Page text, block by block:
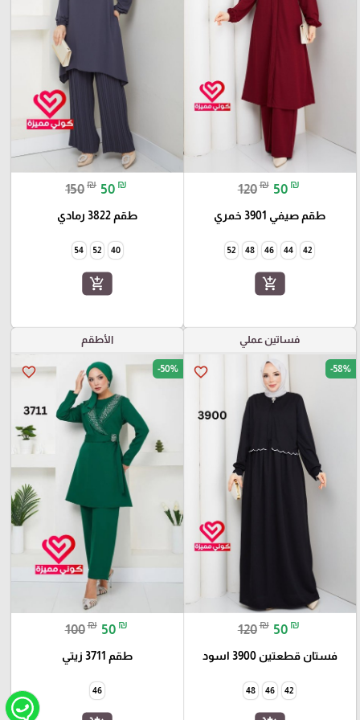
120₪ 50 ₪
طقم صيفي 3901 خمري
42
44
46
48
52
add_shopping_cart
150₪ 50 ₪
طقم 3822 رمادي
40
52
54
add_shopping_cart
فساتين عملي
favorite_border -58%
120₪ 50 ₪
فستان قطعتين 3900 اسود
42
46
48
الأطقم
favorite_border -50%
100₪ 50 ₪
طقم 3711 زيتي
46